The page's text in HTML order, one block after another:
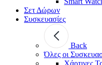
Σετ Δώρων
Συσκευασίες
Back
Όλες οι
Χάρτινες